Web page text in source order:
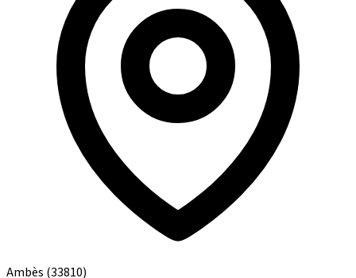
Ambès (33810)